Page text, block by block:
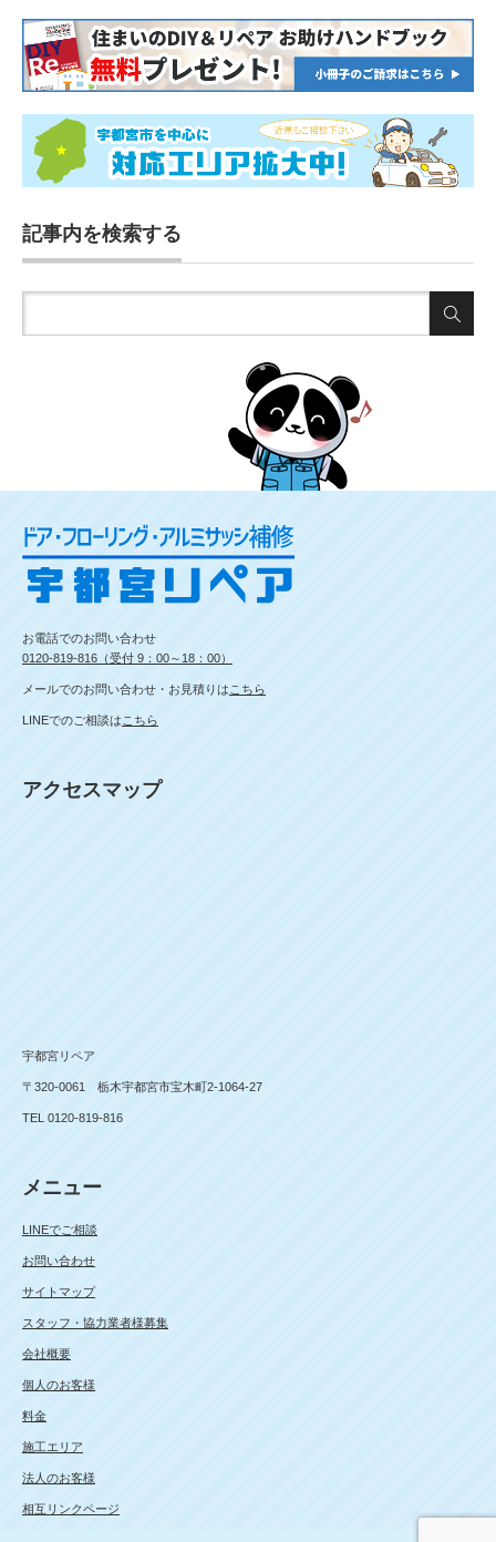
記事内を検索する
お電話でのお問い合わせ
0120-819-816（受付 9：00～18：00）
メールでのお問い合わせ・お見積りは こちら
LINEでのご相談は こちら
アクセスマップ
宇都宮リペア
〒320-0061 栃木宇都宮市宝木町2-1064-27
TEL 0120-819-816
メニュー
LINEでご相談
お問い合わせ
サイトマップ
スタッフ・協力業者様募集
会社概要
個人のお客様
料金
施工エリア
法人のお客様
相互リンクページ